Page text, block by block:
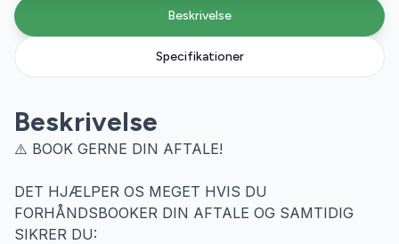
Specifikationer
Beskrivelse
Beskrivelse
⚠️ BOOK GERNE DIN AFTALE!
DET HJÆLPER OS MEGET HVIS DU
FORHÅNDSBOOKER DIN AFTALE OG SAMTIDIG
SIKRER DU: